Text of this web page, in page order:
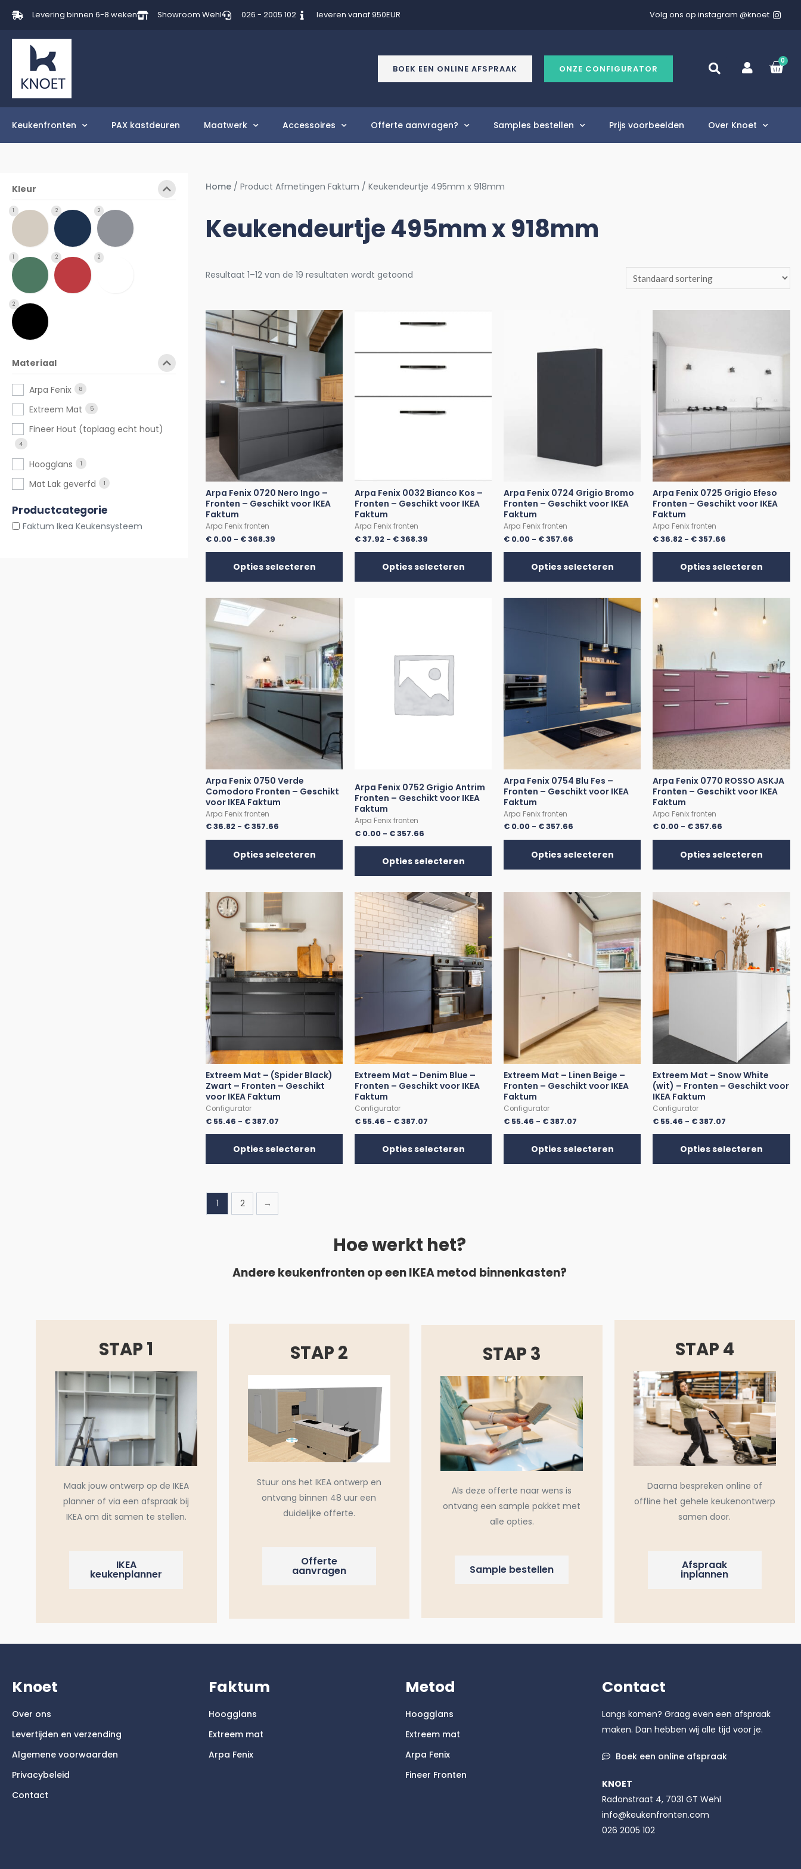
Levering binnen 6-8 weken Showroom Wehl 026 - 2005 102 leveren vanaf 950EUR Volg ons op instagram @knoet
BOEK EEN ONLINE AFSPRAAK ONZE CONFIGURATOR
0
Keukenfronten PAX kastdeuren Maatwerk Accessoires Offerte aanvragen? Samples bestellen Prijs voorbeelden Over Knoet
Kleur
1 2 2
1 2 2
2
Materiaal
Arpa Fenix 8
Extreem Mat 5
Fineer Hout (toplaag echt hout)
4
Hoogglans 1
Mat Lak geverfd 1
Productcategorie
Faktum Ikea Keukensysteem
Home / Product Afmetingen Faktum / Keukendeurtje 495mm x 918mm
Keukendeurtje 495mm x 918mm
Resultaat 1–12 van de 19 resultaten wordt getoond
Arpa Fenix 0720 Nero Ingo –
Fronten – Geschikt voor IKEA
Faktum
Arpa Fenix fronten
€ 0.00 - €368.39
Opties selecteren
Arpa Fenix 0032 Bianco Kos –
Fronten – Geschikt voor IKEA
Faktum
Arpa Fenix fronten
€37.92 - €368.39
Opties selecteren
Arpa Fenix 0724 Grigio Bromo
Fronten – Geschikt voor IKEA
Faktum
Arpa Fenix fronten
€ 0.00 - €357.66
Opties selecteren
Arpa Fenix 0725 Grigio Efeso
Fronten – Geschikt voor IKEA
Faktum
Arpa Fenix fronten
€36.82 - €357.66
Opties selecteren
Arpa Fenix 0750 Verde
Comodoro Fronten – Geschikt
voor IKEA Faktum
Arpa Fenix fronten
€36.82 - €357.66
Opties selecteren
Arpa Fenix 0752 Grigio Antrim
Fronten – Geschikt voor IKEA
Faktum
Arpa Fenix fronten
€ 0.00 - €357.66
Opties selecteren
Arpa Fenix 0754 Blu Fes –
Fronten – Geschikt voor IKEA
Faktum
Arpa Fenix fronten
€ 0.00 - €357.66
Opties selecteren
Arpa Fenix 0770 ROSSO ASKJA
Fronten – Geschikt voor IKEA
Faktum
Arpa Fenix fronten
€ 0.00 - €357.66
Opties selecteren
Extreem Mat – (Spider Black)
Zwart – Fronten – Geschikt
voor IKEA Faktum
Configurator
€ 55.46 - €387.07
Opties selecteren
Extreem Mat – Denim Blue –
Fronten – Geschikt voor IKEA
Faktum
Configurator
€ 55.46 - €387.07
Opties selecteren
Extreem Mat – Linen Beige –
Fronten – Geschikt voor IKEA
Faktum
Configurator
€ 55.46 - €387.07
Opties selecteren
Extreem Mat – Snow White
(wit) – Fronten – Geschikt voor
IKEA Faktum
Configurator
€ 55.46 - €387.07
Opties selecteren
1 2 →
Hoe werkt het?
Andere keukenfronten op een IKEA metod binnenkasten?
STAP 1
Maak jouw ontwerp op de IKEA
planner of via een afspraak bij
IKEA om dit samen te stellen.
IKEA
keukenplanner
STAP 2
Stuur ons het IKEA ontwerp en
ontvang binnen 48 uur een
duidelijke offerte.
Offerte
aanvragen
STAP 3
Als deze offerte naar wens is
ontvang een sample pakket met
alle opties.
Sample bestellen
STAP 4
Daarna bespreken online of
offline het gehele keukenontwerp
samen door.
Afspraak
inplannen
Knoet
Over ons
Levertijden en verzending
Algemene voorwaarden
Privacybeleid
Contact
Faktum
Hoogglans
Extreem mat
Arpa Fenix
Metod
Hoogglans
Extreem mat
Arpa Fenix
Fineer Fronten
Contact
Langs komen? Graag even een afspraak
maken. Dan hebben wij alle tijd voor je.
Boek een online afspraak
KNOET
Radonstraat 4, 7031 GT Wehl
info@keukenfronten.com
026 2005 102